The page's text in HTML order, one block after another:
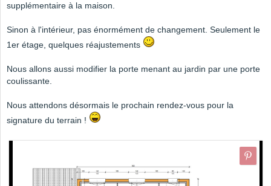
supplémentaire à la maison.
Sinon à l'intérieur, pas énormément de changement. Seulement le
1er étage, quelques réajustements
Nous allons aussi modifier la porte menant au jardin par une porte
coulissante.
Nous attendons désormais le prochain rendez-vous pour la
signature du terrain !